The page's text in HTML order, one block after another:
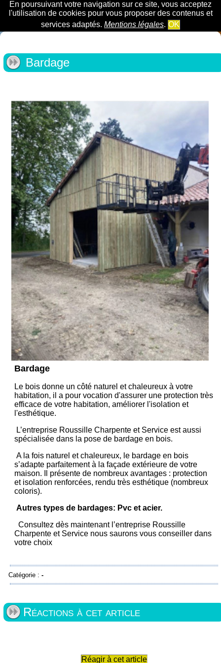
En poursuivant votre navigation sur ce site, vous acceptez
l'utilisation de cookies pour vous proposer des contenus et
services adaptés. Mentions légales. OK
Bardage
Bardage
Le bois donne un côté naturel et chaleureux à votre
habitation, il a pour vocation d'assurer une protection très
efficace de votre habitation, améliorer l'isolation et
l'esthétique.
L’entreprise Roussille Charpente et Service est aussi
spécialisée dans la pose de bardage en bois.
A la fois naturel et chaleureux, le bardage en bois
s’adapte parfaitement à la façade extérieure de votre
maison. Il présente de nombreux avantages : protection
et isolation renforcées, rendu très esthétique (nombreux
coloris).
Autres types de bardages: Pvc et acier.
Consultez dès maintenant l’entreprise Roussille
Charpente et Service nous saurons vous conseiller dans
votre choix
Catégorie : -
Réactions à cet article
Réagir à cet article